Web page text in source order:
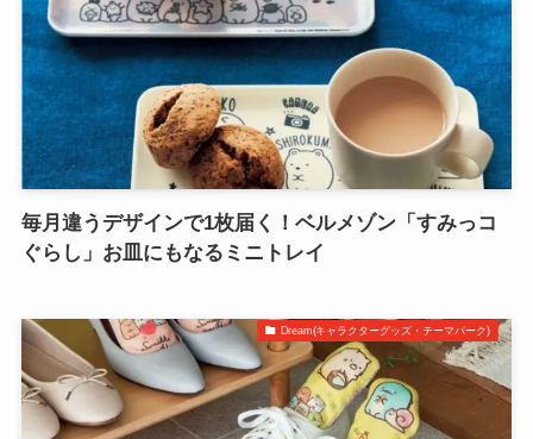
毎月違うデザインで1枚届く！ベルメゾン「すみっコ
ぐらし」お皿にもなるミニトレイ
Dream(キャラクターグッズ・テーマパーク)